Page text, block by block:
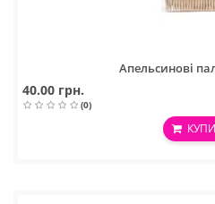
Апельсинові
40.00 грн.
(0)